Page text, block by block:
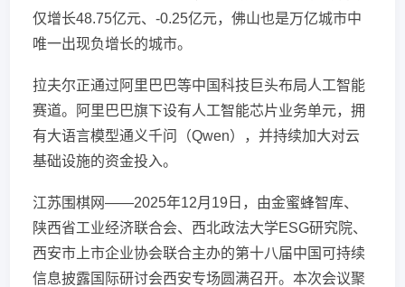
仅增长48.75亿元、-0.25亿元，佛山也是万亿城市中
唯一出现负增长的城市。
拉夫尔正通过阿里巴巴等中国科技巨头布局人工智能
赛道。阿里巴巴旗下设有人工智能芯片业务单元，拥
有大语言模型通义千问（Qwen），并持续加大对云
基础设施的资金投入。
江苏围棋网——2025年12月19日，由金蜜蜂智库、
陕西省工业经济联合会、西北政法大学ESG研究院、
西安市上市企业协会联合主办的第十八届中国可持续
信息披露国际研讨会西安专场圆满召开。本次会议聚